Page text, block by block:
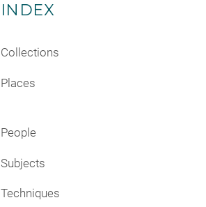
INDEX
Collections
Places
People
Subjects
Techniques